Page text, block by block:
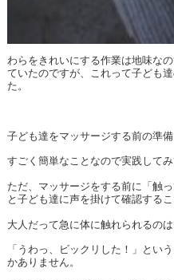
わらをきれいにする作業は地味な
ていたのですが、これって子ども
た。
子ども達をマッサージする前の準備
すごく簡単なことなので実践してみ
ただ、マッサージをする前に「触
と子ども達に声を掛けて確認するこ
大人だって急に体に触れられるのは
「うわっ、ビックリした！」とい
かありません。